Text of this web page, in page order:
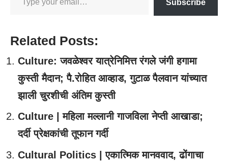
Subscribe
Related Posts:
Culture: जवळेश्वर यात्रेनिमित्त रंगले जंगी हगामा
कुस्ती मैदान; पै.रोहित आव्हाड, गुटाळ पैलवान यांच्यात
झाली चुरशीची अंतिम कुस्ती
Culture | महिला मल्लानी गाजविला नेप्ती आखाडा;
दर्दी प्रेक्षकांची तूफान गर्दी
Cultural Politics | एकात्मिक मानववाद, ढोंगाचा